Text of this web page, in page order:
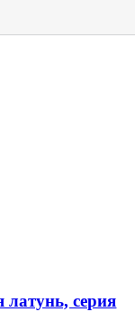
латунь, серия